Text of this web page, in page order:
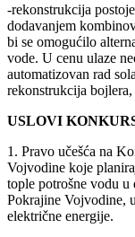
-rekonstrukcija
dodavanjem
bi se omogućilo
vode. U cenu ulaze
automatizovan rad
rekonstrukcija
USLOVI
1. Pravo učešća na
Vojvodine koje
tople potrošne vodu
Pokrajine Vojvodine,
električne energije.